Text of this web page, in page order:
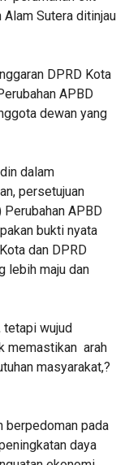
Sutera ditinjau
DPRD Kota
APBD
dewan yang
dalam
persetujuan
Perubahan APBD
bukti nyata
dan DPRD
lebih maju dan
tetapi wujud
memastikan arah
masyarakat,?
berpedoman pada
daya